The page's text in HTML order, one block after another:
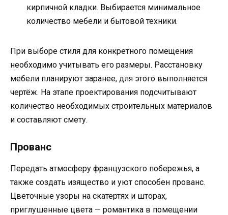
кирпичной кладки. Выбирается минимальное
количество мебели и бытовой техники.
При выборе стиля для конкретного помещения
необходимо учитывать его размеры. Расстановку
мебели планируют заранее, для этого выполняется
чертёж. На этапе проектирования подсчитывают
количество необходимых строительных материалов
и составляют смету.
Прованс
Передать атмосферу французского побережья, а
также создать изящество и уют способен прованс.
Цветочные узоры на скатертях и шторах,
приглушенные цвета — романтика в помещении